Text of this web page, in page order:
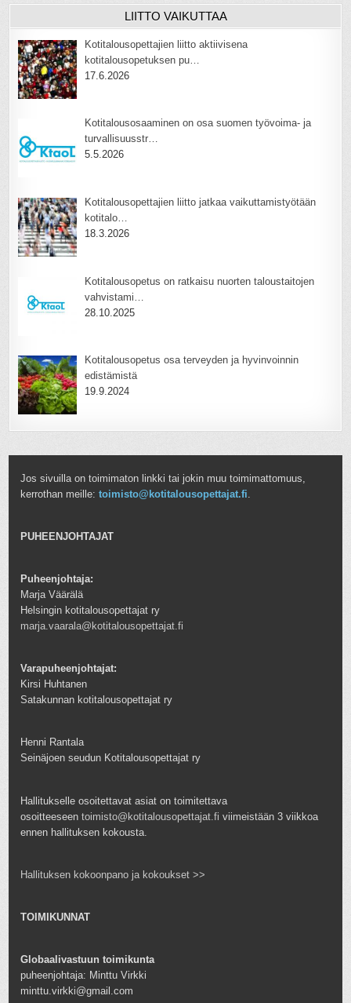
LIITTO VAIKUTTAA
Kotitalousopettajien liitto aktiivisena
kotitalousopetuksen pu…
17.6.2026
Kotitalousosaaminen on osa suomen työvoima- ja
turvallisuusstr…
5.5.2026
Kotitalousopettajien liitto jatkaa vaikuttamistyötään
kotitalo…
18.3.2026
Kotitalousopetus on ratkaisu nuorten taloustaitojen
vahvistami…
28.10.2025
Kotitalousopetus osa terveyden ja hyvinvoinnin
edistämistä
19.9.2024
Jos sivuilla on toimimaton linkki tai jokin muu toimimattomuus,
kerrothan meille:toimisto@kotitalousopettajat.fi.
PUHEENJOHTAJAT
Puheenjohtaja:
Marja Väärälä
Helsingin kotitalousopettajat ry
marja.vaarala@kotitalousopettajat.fi
Varapuheenjohtajat:
Kirsi Huhtanen
Satakunnan kotitalousopettajat ry
Henni Rantala
Seinäjoen seudun Kotitalousopettajat ry
Hallitukselle osoitettavat asiat on toimitettava
osoitteeseentoimisto@kotitalousopettajat.fi viimeistään 3 viikkoa
ennen hallituksen kokousta.
Hallituksen kokoonpano ja kokoukset >>
TOIMIKUNNAT
Globaalivastuun toimikunta
puheenjohtaja: Minttu Virkki
minttu.virkki@gmail.com